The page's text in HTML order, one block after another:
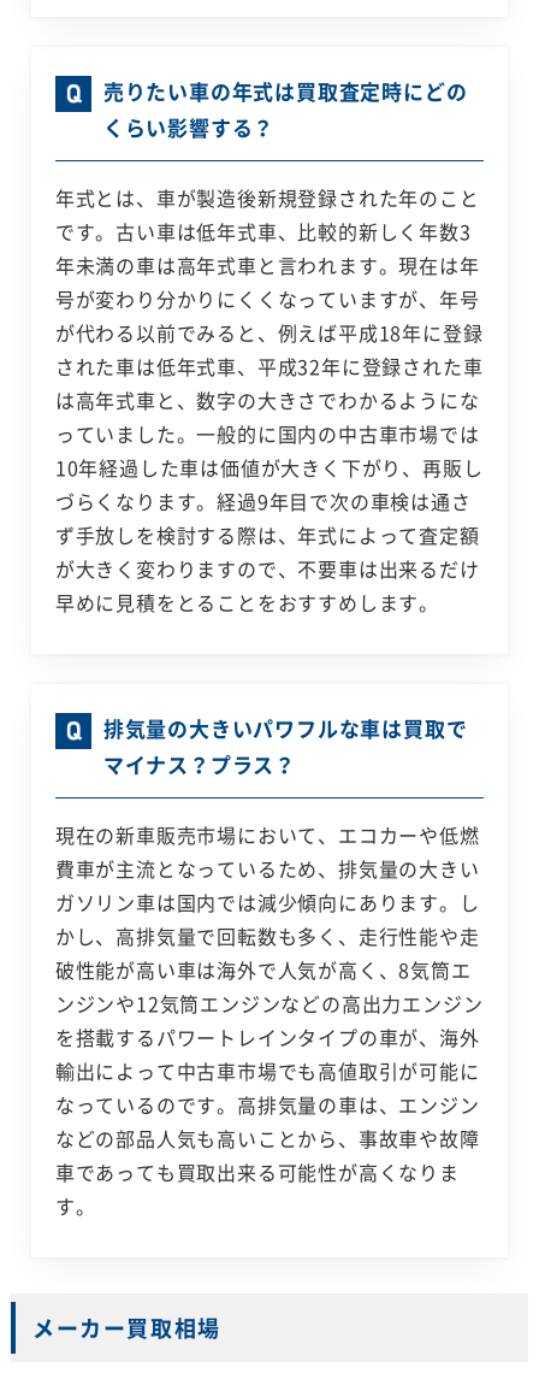
売りたい車の年式は買取査定時にどの
くらい影響する？
年式とは、車が製造後新規登録された年のこと
です。古い車は低年式車、比較的新しく年数3
年未満の車は高年式車と言われます。現在は年
号が変わり分かりにくくなっていますが、年号
が代わる以前でみると、例えば平成18年に登録
された車は低年式車、平成32年に登録された車
は高年式車と、数字の大きさでわかるようにな
っていました。一般的に国内の中古車市場では
10年経過した車は価値が大きく下がり、再販し
づらくなります。経過9年目で次の車検は通さ
ず手放しを検討する際は、年式によって査定額
が大きく変わりますので、不要車は出来るだけ
早めに見積をとることをおすすめします。
排気量の大きいパワフルな車は買取で
マイナス？プラス？
現在の新車販売市場において、エコカーや低燃
費車が主流となっているため、排気量の大きい
ガソリン車は国内では減少傾向にあります。し
かし、高排気量で回転数も多く、走行性能や走
破性能が高い車は海外で人気が高く、8気筒エ
ンジンや12気筒エンジンなどの高出力エンジン
を搭載するパワートレインタイプの車が、海外
輸出によって中古車市場でも高値取引が可能に
なっているのです。高排気量の車は、エンジン
などの部品人気も高いことから、事故車や故障
車であっても買取出来る可能性が高くなりま
す。
メーカー買取相場